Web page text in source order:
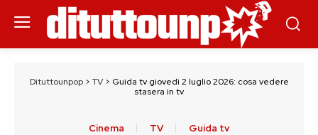
Dituttounpop> TV> Guida tv giovedì 2 luglio 2026: cosa vedere
stasera in tv
Cinema TV Guida tv